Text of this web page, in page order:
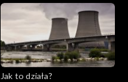
Jak to działa?